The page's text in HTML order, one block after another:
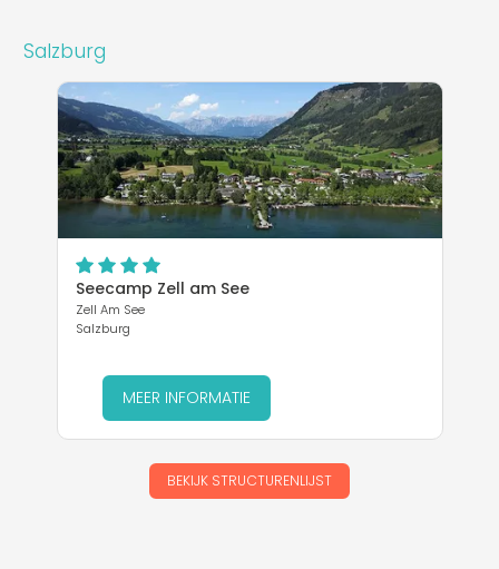
Salzburg
Seecamp Zell am See
Zell Am See
Salzburg
MEER INFORMATIE
BEKIJK STRUCTURENLIJST